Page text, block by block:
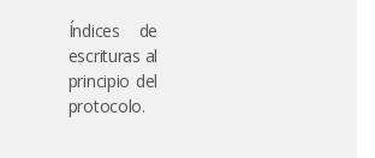
Índices de
escrituras al
principio del
protocolo.